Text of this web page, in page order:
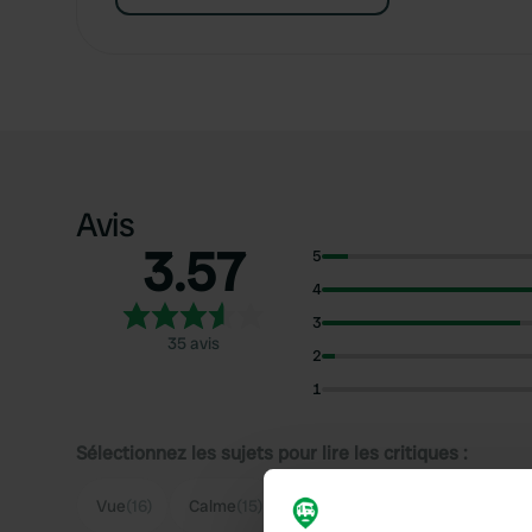
Avis
3.57
35 avis
5
4
3
2
1
Sélectionnez les sujets pour lire les critiques :
Vue Calme Parking